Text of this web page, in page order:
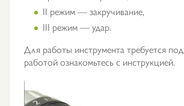
II режим — закручивание,
III режим — удар.
Для работы инструмента требуется
работой ознакомьтесь с инструкцией.